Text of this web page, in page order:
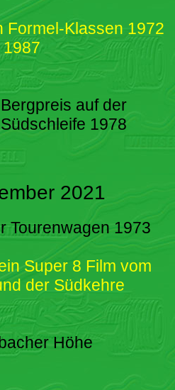
Formel-Klassen 1972
1987
auf der
1978
2021
Tourenwagen 1973
Super 8 Film vom
der Südkehre
Höhe